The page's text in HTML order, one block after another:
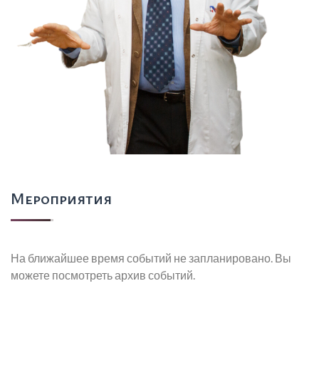
Мероприятия
На ближайшее время событий не запланировано. Вы
можете посмотреть архив событий.